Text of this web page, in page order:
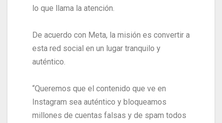
lo que llama la atención.
De acuerdo con Meta, la misión es convertir a
esta red social en un lugar tranquilo y
auténtico.
“Queremos que el contenido que ve en
Instagram sea auténtico y bloqueamos
millones de cuentas falsas y de spam todos